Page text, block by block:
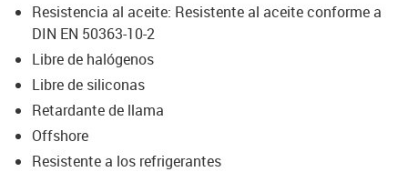
Resistencia al aceite: Resistente al aceite conforme a
DIN EN 50363-10-2
Libre de halógenos
Libre de siliconas
Retardante de llama
Offshore
Resistente a los refrigerantes